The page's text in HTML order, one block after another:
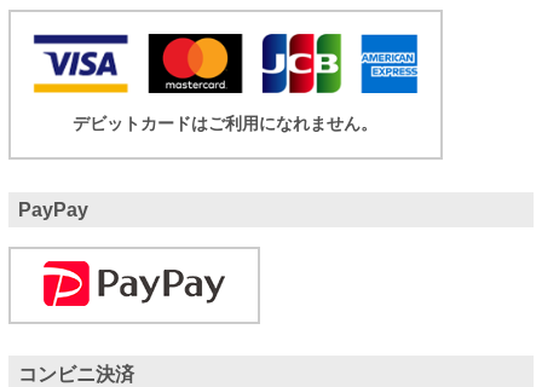
デビットカードはご利用になれません。
PayPay
コンビニ決済